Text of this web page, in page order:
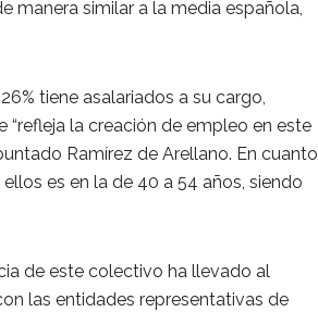
manera similar a la media española,
tiene asalariados a su cargo,
“refleja la creación de empleo en este
Ramírez de Arellano. En cuanto
es en la de 40 a 54 años, siendo
de este colectivo ha llevado al
las entidades representativas de